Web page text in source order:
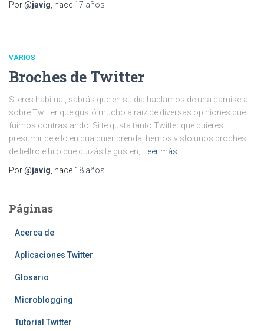
Por@javig , hace 17 años
VARIOS
Broches de Twitter
Si eres habitual, sabrás que en su día hablamos de una camiseta
sobre Twitter que gustó mucho a raíz de diversas opiniones que
fuimos contrastando. Si te gusta tanto Twitter que quieres
presumir de ello en cualquier prenda, hemos visto unos broches
de fieltro e hilo que quizás te gusten,
Leer más
Por@javig , hace 18 años
Páginas
Acerca de
Aplicaciones Twitter
Glosario
Microblogging
Tutorial Twitter